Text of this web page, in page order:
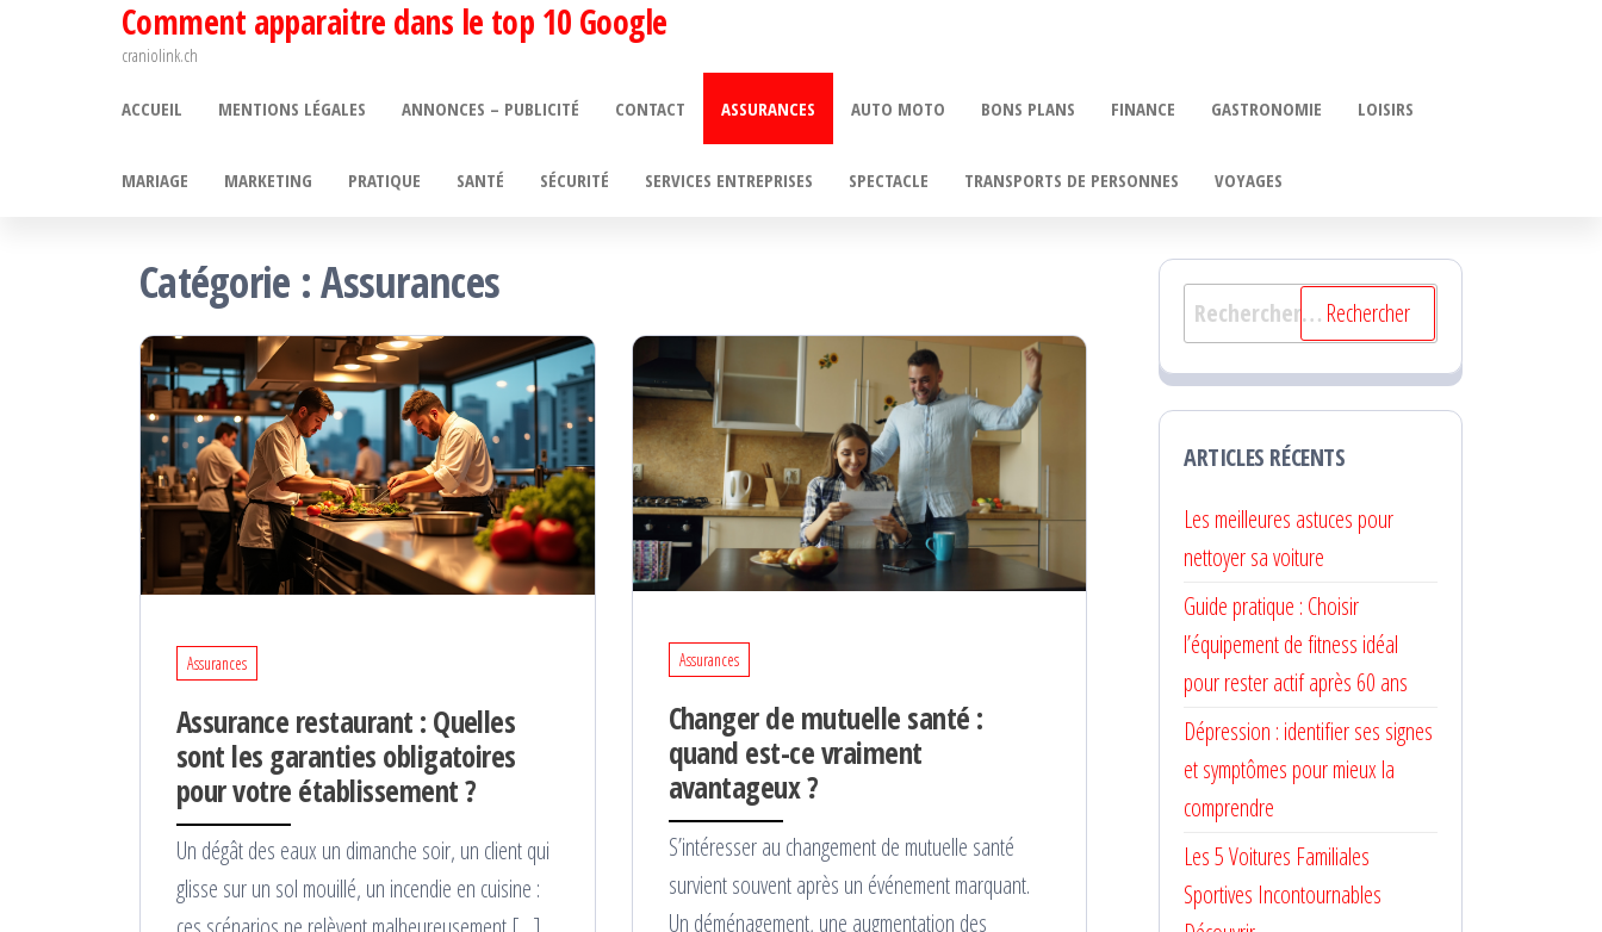
Comment apparaitre dans le top 10 Google
craniolink.ch
ACCUEIL MENTIONS LÉGALES ANNONCES – PUBLICITÉ CONTACT ASSURANCES AUTO MOTO BONS PLANS FINANCE GASTRONOMIE LOISIRS
MARIAGE MARKETING PRATIQUE SANTÉ SÉCURITÉ SERVICES ENTREPRISES SPECTACLE TRANSPORTS DE PERSONNES VOYAGES
Catégorie :Assurances
Assurances
Assurance restaurant : Quelles
sont les garanties obligatoires
pour votre établissement ?
Un dégât des eaux un dimanche soir, un client qui
glisse sur un sol mouillé, un incendie en cuisine :
Assurances
Changer de mutuelle santé :
quand est-ce vraiment
avantageux ?
S’intéresser au changement de mutuelle santé
survient souvent après un événement marquant.
Un déménagement, une augmentation des
Rechercher :
ARTICLES RÉCENTS
Les meilleures astuces pour
nettoyer sa voiture
Guide pratique : Choisir
l’équipement de fitness idéal
pour rester actif après 60 ans
Dépression : identifier ses signes
et symptômes pour mieux la
comprendre
Les 5 Voitures Familiales
Sportives Incontournables